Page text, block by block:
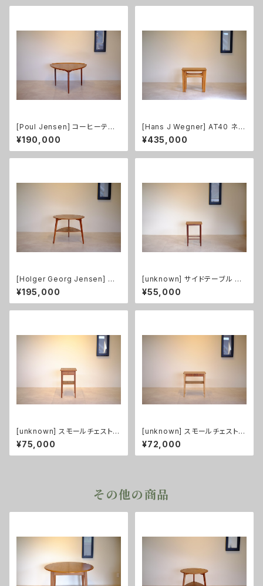
[Poul Jensen] コーヒーテー
ブル チーク
¥190,000
[Hans J Wegner] AT40 ネス
トテーブル オーク 無垢
¥435,000
[Holger Georg Jensen] コ
ーヒーテーブル 大 チーク
¥195,000
[unknown] サイドテーブル チ
ーク
¥55,000
[unknown] スモールチェスト
チーク
¥75,000
[unknown] スモールチェスト
チーク/ビーチ
¥72,000
その他の商品